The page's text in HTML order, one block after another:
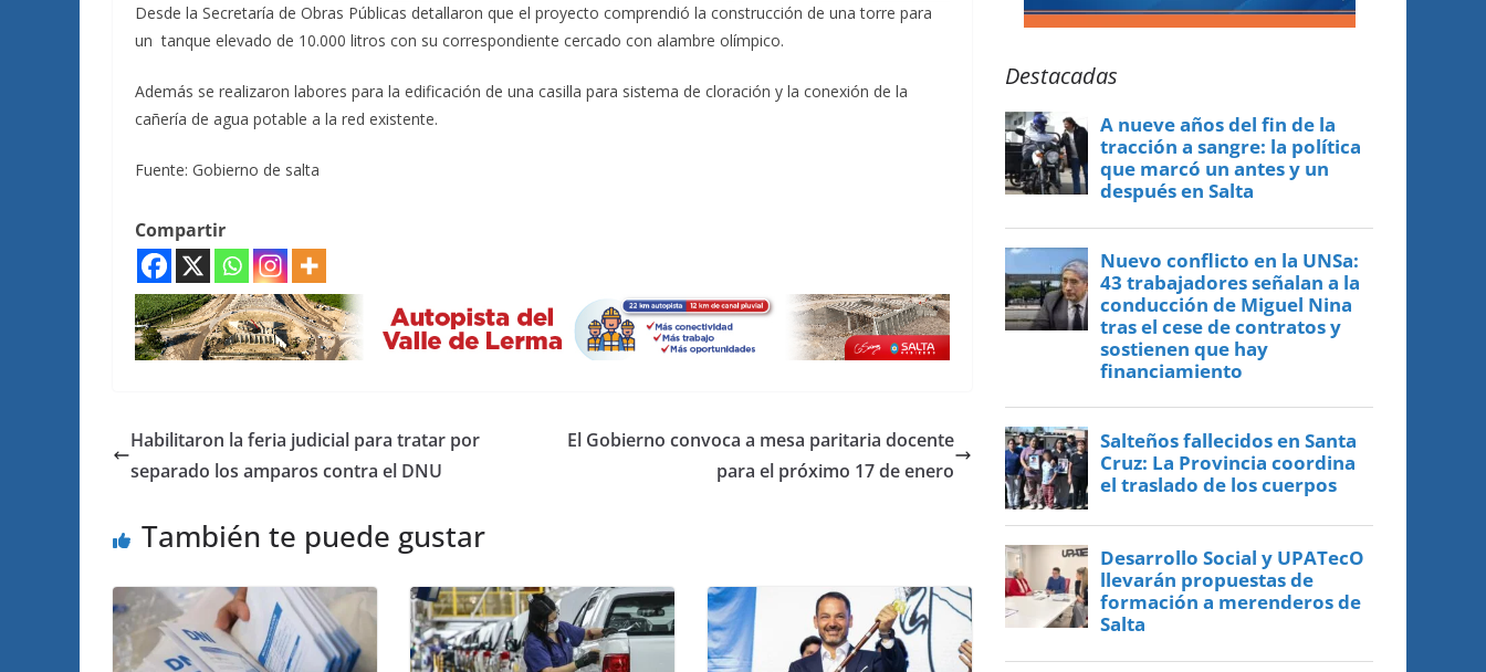
Desde la Secretaría de Obras Públicas detallaron que el proyecto comprendió la construcción de una torre para
un tanque elevado de 10.000 litros con su correspondiente cercado con alambre olímpico.
Además se realizaron labores para la edificación de una casilla para sistema de cloración y la conexión de la
cañería de agua potable a la red existente.
Fuente: Gobierno de salta
Compartir
Habilitaron la feria judicial para tratar por
separado los amparos contra el DNU
El Gobierno convoca a mesa paritaria docente
para el próximo 17 de enero
También te puede gustar
Destacadas